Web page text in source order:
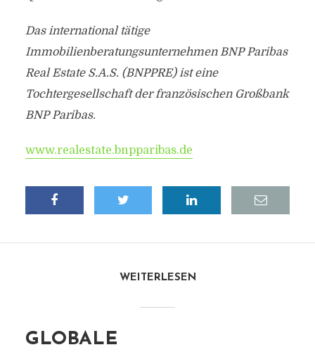
Das international tätige
Immobilienberatungsunternehmen BNP Paribas
Real Estate S.A.S. (BNPPRE) ist eine
Tochtergesellschaft der französischen Großbank
BNP Paribas.
www.realestate.bnpparibas.de
WEITERLESEN
GLOBALE